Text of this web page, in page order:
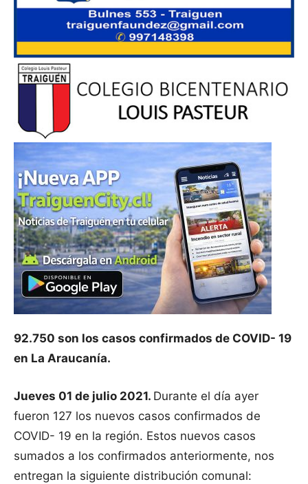
92.750 son los casos confirmados de COVID- 19
en La Araucanía.
Jueves 01 de julio 2021. Durante el día ayer
fueron 127 los nuevos casos confirmados de
COVID- 19 en la región. Estos nuevos casos
sumados a los confirmados anteriormente, nos
entregan la siguiente distribución comunal: